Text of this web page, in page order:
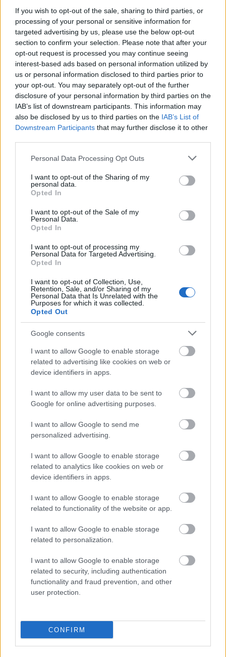
If you wish to opt-out of the sale, sharing to third parties, or
processing of your personal or sensitive information for
targeted advertising by us, please use the below opt-out
section to confirm your selection. Please note that after your
opt-out request is processed you may continue seeing
interest-based ads based on personal information utilized by
us or personal information disclosed to third parties prior to
your opt-out. You may separately opt-out of the further
disclosure of your personal information by third parties on the
IAB’s list of downstream participants. This information may
also be disclosed by us to third parties on the IAB’s List of
Downstream Participants that may further disclose it to other
Please note that this website/app uses one or more Google
not limited to your visit or usage behaviour. You may click to
grant or deny consent to Google and its third-party tags to
use your data for below specified purposes in below Google
consent section.
Personal Data Processing Opt Outs
I want to opt-out of the Sharing of my
personal data.
Opted In
I want to opt-out of the Sale of my
Personal Data.
Opted In
I want to opt-out of processing my
Personal Data for Targeted Advertising.
Opted In
I want to opt-out of Collection, Use,
Retention, Sale, and/or Sharing of my
Personal Data that Is Unrelated with the
Purposes for which it was collected.
Opted Out
Google consents
I want to allow Google to enable storage
related to advertising like cookies on web or
device identifiers in apps.
I want to allow my user data to be sent to
Google for online advertising purposes.
I want to allow Google to send me
personalized advertising.
I want to allow Google to enable storage
related to analytics like cookies on web or
device identifiers in apps.
I want to allow Google to enable storage
related to functionality of the website or app.
I want to allow Google to enable storage
related to personalization.
I want to allow Google to enable storage
related to security, including authentication
functionality and fraud prevention, and other
user protection.
CONFIRM
fehéren(sárgán) a ragasztáson az áll, hogy
KEDD, akkor hétfőn 23:30-kor ugyan miért
áll be kocsiszínbe az összes 4-6-os a
Blaháról úgy, hogy a járatról leszálló
biztonsági szolgálat, a megállóban
fagyoskodónak még csak annyit sem
vakkant oda, hogy buzi banda ne
várakozzatok itt, mert nem jön több
villamos?
Nem, nekem kell érdeklődni telefonon, majd
az embereket figyelmeztetni, hogy a csodás
Persze ez is az én feladatom, véletlen sem a
maguké, hogy a hangszórókból esetleg
bemondják, hogy mi a gyík van. Fagyjanak
csak meg.
Örülnék, ha a BKV megtanulna a
hétköznapi emberek fejével gondolkodni, és
váltásokban, aki lássuk be a
járművezetőkön, és a biztonsági szolgálaton
kívül senkit sem érdekel.
Ugyanakkor, lehet hogy az Akácfa utcában
23:30 már következő napnak számít, sőt az
is lehet hogy a fél tizenkettő az már hajnal,
felirat szerint (a hajnal ugye napkelte előtti
időszak, ami ma történetesen 7:15-kor
következett be), de ez esetben kérném, hogy
közép-európai időben legyenek szívesek
feltüntetni a valós vágányzár idejét. Ne
megelőző fél óra, az már ide számít ám,
mert mi úgy gondoljuk, ti meg fagyjatok oda
Remélem, a fenti logika mentén a kedves
rikító mellényesek a február 1-től érvényes
bérletem elfogadják január 31.-én 23:30
Üdvözlettel, L. Zsolt